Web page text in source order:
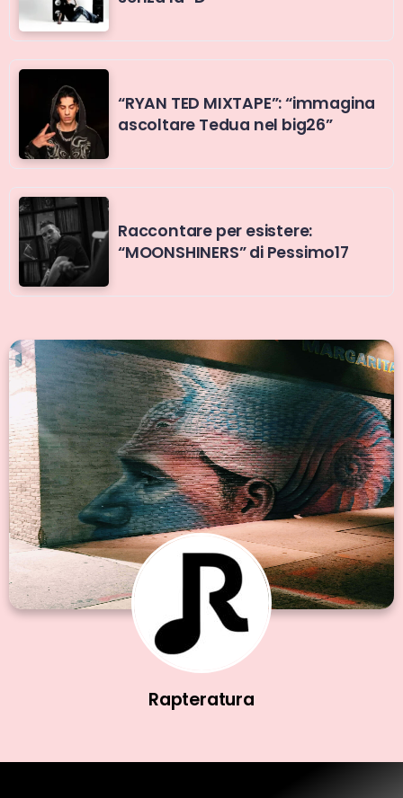
“RYAN TED MIXTAPE”: “immagina
ascoltare Tedua nel big26”
Raccontare per esistere:
“MOONSHINERS” di Pessimo17
Rapteratura